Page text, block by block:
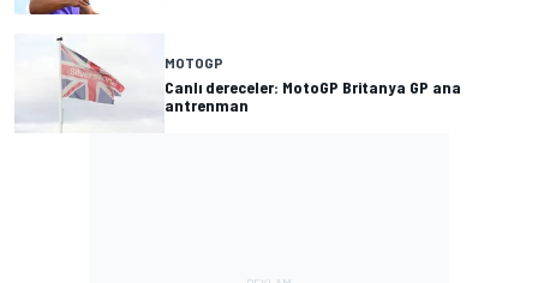
MOTOGP
Canlı dereceler: MotoGP Britanya GP ana
antrenman